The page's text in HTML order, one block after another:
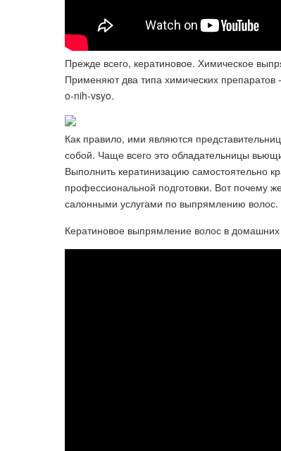
Прежде всего, кератиновое. Химическое
Применяют два типа химических
o-nih-vsyo.
Как правило, ими являются
собой. Чаще всего это обладательницы
Выполнить кератинизацию самостоятельно
профессиональной подготовки. Вот почему
салонными услугами по выпрямлению волос.
Кератиновое выпрямление волос в